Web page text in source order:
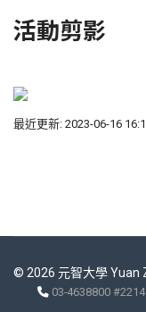
活動剪影
最近更新: 2023-06-16
© 2026 元智大學 Yuan
03-4638800